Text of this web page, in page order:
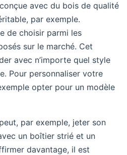
avec du bois de qualité
par exemple.
de choisir parmi les
sur le marché. Cet
avec n’importe quel style
Pour personnaliser votre
opter pour un modèle
par exemple, jeter son
un boîtier strié et un
davantage, il est